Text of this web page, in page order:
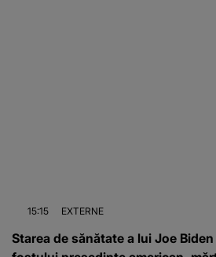
15:15 EXTERNE
Starea de sănătate a lui Joe